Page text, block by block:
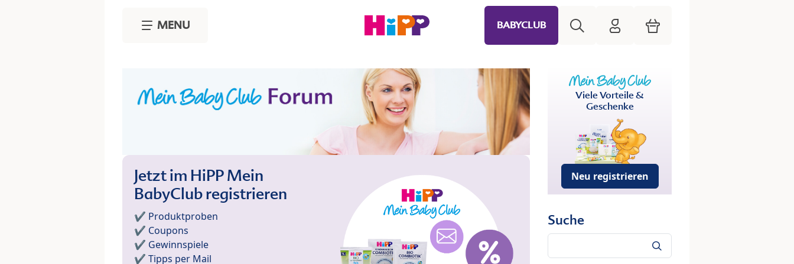
MENU BABYCLUB HiPP Mein Babyclub
Warenkorb
Jetzt im HiPP Mein
BabyClub registrieren
✔️ Produktproben
✔️ Coupons
✔️ Gewinnspiele
✔️ Tipps per Mail
Viele Vorteile &
Geschenke
Neu registrieren
Suche